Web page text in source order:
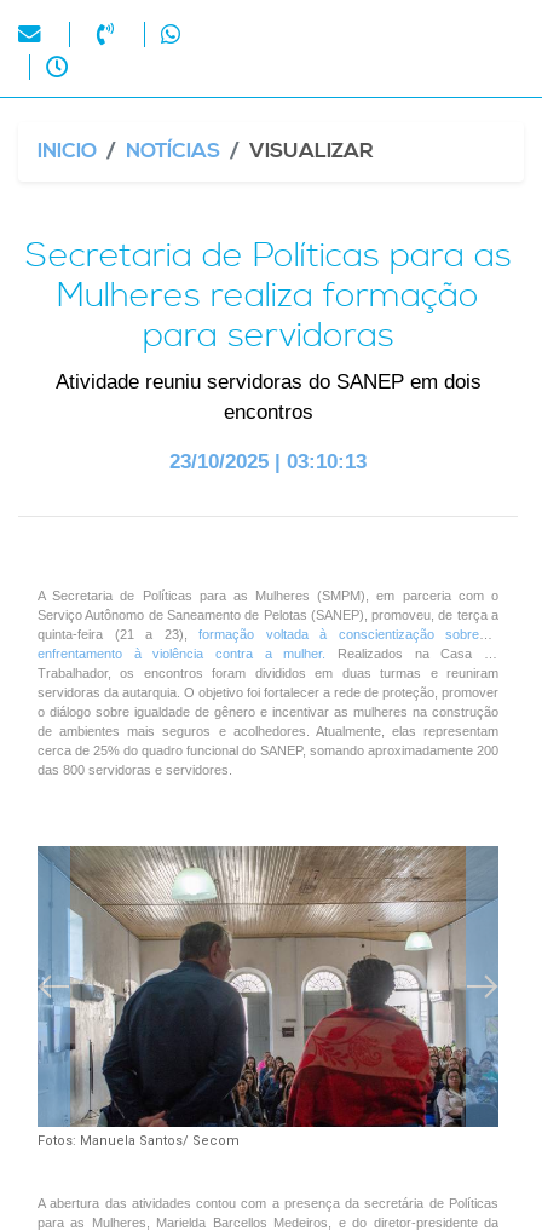
INICIO NOTÍCIAS VISUALIZAR
Secretaria de Políticas para as
Mulheres realiza formação
para servidoras
Atividade reuniu servidoras do SANEP em dois
encontros
23/10/2025 | 03:10:13
A Secretaria de Políticas para as Mulheres (SMPM), em parceria com o
Serviço Autônomo de Saneamento de Pelotas (SANEP), promoveu, de terça a
quinta-feira (21 a 23),formação voltada à conscientização sobre o
enfrentamento à violência contra a mulher.
Realizados na Casa do
Trabalhador, os encontros foram divididos em duas turmas e reuniram
servidoras da autarquia. O objetivo foi fortalecer a rede de proteção, promover
o diálogo sobre igualdade de gênero e incentivar as mulheres na construção
de ambientes mais seguros e acolhedores. Atualmente, elas representam
cerca de 25% do quadro funcional do SANEP, somando aproximadamente 200
das 800 servidoras e servidores.
Fotos: Manuela Santos/ Secom
A abertura das atividades contou com a presença da secretária de Políticas
para as Mulheres, Marielda Barcellos Medeiros, e do diretor-presidente da